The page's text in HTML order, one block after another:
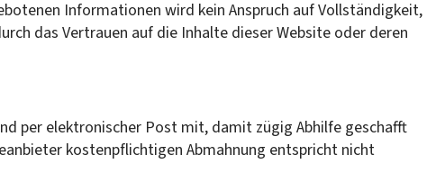
Informationen wird kein Anspruch auf Vollständigkeit,
das Vertrauen auf die Inhalte dieser Website oder deren
per elektronischer Post mit, damit zügig Abhilfe geschafft
kostenpflichtigen Abmahnung entspricht nicht